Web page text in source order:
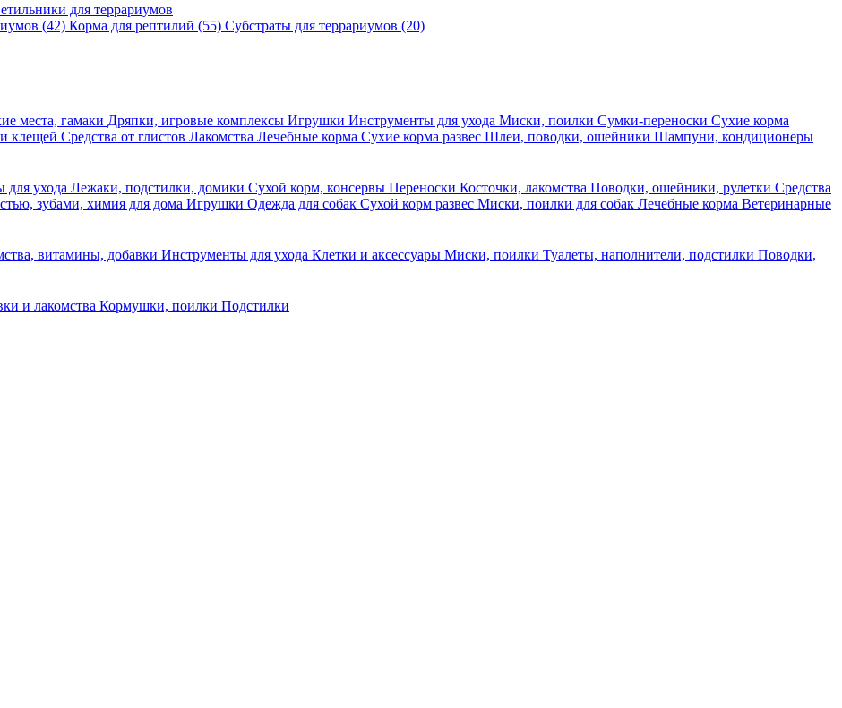
для террариумов
(42) Корма для рептилий (55) Субстраты для террариумов (20)
места, гамаки Дряпки, игровые комплексы Игрушки Инструменты для ухода Миски, поилки Сумки-переноски Сухие корма
клещей Средства от глистов Лакомства Лечебные корма Сухие корма развес Шлеи, поводки, ошейники Шампуни, кондиционеры
для ухода Лежаки, подстилки, домики Сухой корм, консервы Переноски Косточки, лакомства Поводки, ошейники, рулетки Средства
зубами, химия для дома Игрушки Одежда для собак Сухой корм развес Миски, поилки для собак Лечебные корма Ветеринарные
витамины, добавки Инструменты для ухода Клетки и аксессуары Миски, поилки Туалеты, наполнители, подстилки Поводки,
и лакомства Кормушки, поилки Подстилки